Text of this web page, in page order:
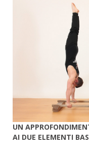
UN
AI DUE ELEMENTI